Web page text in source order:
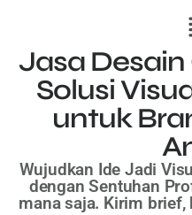
Jasa
Solusi
untuk
Wujudkan Ide Jadi
dengan Sentuhan
mana saja. Kirim